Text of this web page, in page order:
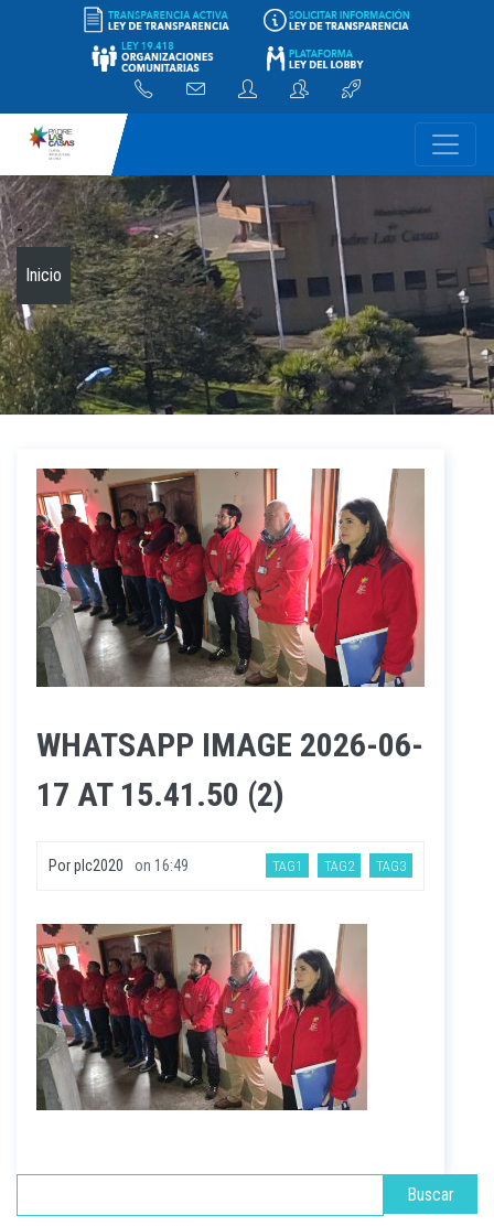
-
Inicio
WHATSAPP IMAGE 2026-06-
17 AT 15.41.50 (2)
Porplc2020 on 16:49 TAG1 TAG2 TAG3